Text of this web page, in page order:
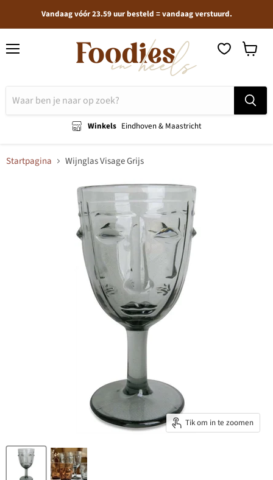
Vandaag vóór 23.59 uur besteld = vandaag verstuurd.
Winkels Eindhoven & Maastricht
Startpagina Wijnglas Visage Grijs
Tik om in te zoomen